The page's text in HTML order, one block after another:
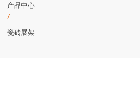
产品中心
/
瓷砖展架